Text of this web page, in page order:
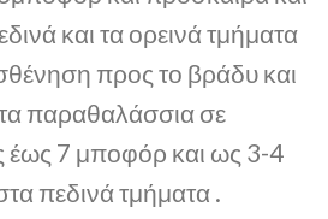
και τα ορεινά τμήματα
προς το βράδυ και
παραθαλάσσια σε
έως 7 μποφόρ και ως 3-4
πεδινά τμήματα .